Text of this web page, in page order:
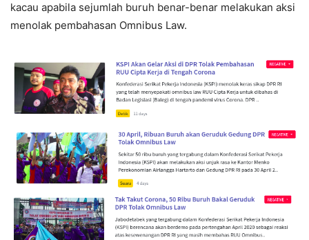
kacau apabila sejumlah buruh benar-benar melakukan aksi
menolak pembahasan Omnibus Law.